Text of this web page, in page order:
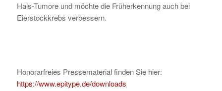
Hals-Tumore und möchte die Früherkennung auch bei
Eierstockkrebs verbessern.
Honorarfreies Pressematerial finden Sie hier:
https://www.epitype.de/downloads